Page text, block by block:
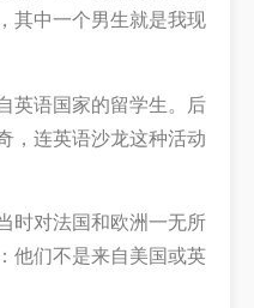
其中一个男生就是我现
英语国家的留学生。后
，连英语沙龙这种活动
时对法国和欧洲一无所
他们不是来自美国或英